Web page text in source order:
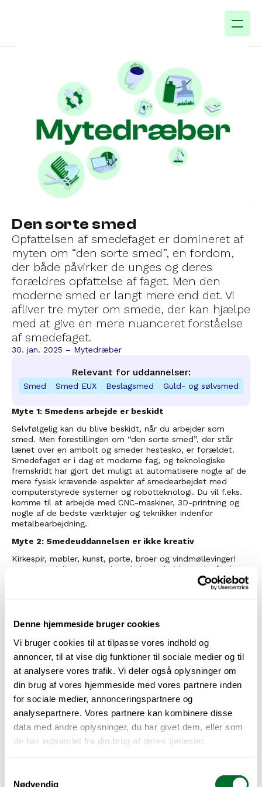
Denne hjemmeside bruger cookies
Vi bruger cookies til at tilpasse vores indhold og
annoncer, til at vise dig funktioner til sociale medier og til
at analysere vores trafik. Vi deler også oplysninger om
din brug af vores hjemmeside med vores partnere inden
for sociale medier, annonceringspartnere og
analysepartnere. Vores partnere kan kombinere disse
data med andre oplysninger, du har givet dem, eller som
de har indsamlet fra din brug af deres tjenester.
Nødvendig
Den sorte smed
Opfattelsen af smedefaget er domineret af
myten om “den sorte smed”, en fordom,
der både påvirker de unges og deres
forældres opfattelse af faget. Men den
moderne smed er langt mere end det. Vi
afliver tre myter om smede, der kan hjælpe
med at give en mere nuanceret forståelse
af smedefaget.
30. jan. 2025 – Mytedræber
Relevant for uddannelser:
Smed Smed EUX Beslagsmed Guld- og sølvsmed
Myte 1: Smedens arbejde er beskidt
Selvfølgelig kan du blive beskidt, når du arbejder som
smed. Men forestillingen om “den sorte smed”, der står
lænet over en ambolt og smeder hestesko, er forældet.
Smedefaget er i dag et moderne fag, og teknologiske
fremskridt har gjort det muligt at automatisere nogle af de
mere fysisk krævende aspekter af smedearbejdet med
computerstyrede systemer og robotteknologi. Du vil f.eks.
komme til at arbejde med CNC-maskiner, 3D-printning og
nogle af de bedste værktøjer og teknikker indenfor
metalbearbejdning.
Myte 2: Smedeuddannelsen er ikke kreativ
Kirkespir, møbler, kunst, porte, broer og vindmøllevinger!
Der er uendeligt mange ting, du kan arbejde med, når du er
smedeteknikker såsom svejsning, smedning og
med design og konstruktion.
Myte 3: Smedens arbejde er fastlåst
Smedeuddannelsen giver en bred vifte af
specialiseringsmuligheder, så du kan fordybe dig i det, der
interesserer dig mest. Derudover har du mulighed for at
videreuddanne dig i forskellige retninger, f.eks. til
energiteknolog eller produktionsteknolog. Uddannelsen er
struktureret som en kombination af skoleophold og
praktikforløb, som du også har mulighed for at gennemføre
grønne omstilling.